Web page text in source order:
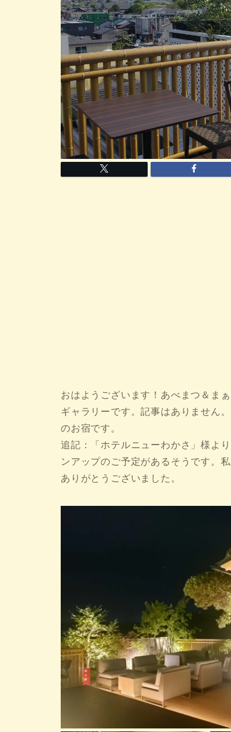
おはようございます！あべまつ＆ま
ギャラリーです。記事はありません
のお宿です。
追記：「ホテルニューわかさ」様よ
ンアップのご予定があるそうです。
ありがとうございました。